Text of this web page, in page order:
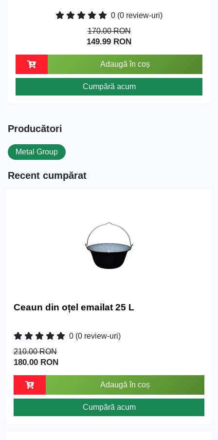
0 (0 review-uri)
170.00 RON
149.99 RON
Adaugă în coș
Cumpără acum
Producători
Metal Group
Recent cumpărat
Ceaun din oțel emailat 25 L
0 (0 review-uri)
210.00 RON
180.00 RON
Adaugă în coș
Cumpără acum